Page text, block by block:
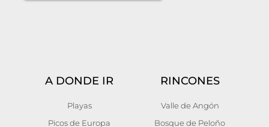
A DONDE IR
Playas
Picos de Europa
RINCONES
Valle de Angón
Bosque de Peloño